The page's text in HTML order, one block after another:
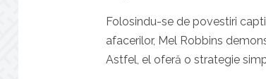
Folosindu-se de povestiri
afacerilor, Mel Robbins
Astfel, el oferă o strategie